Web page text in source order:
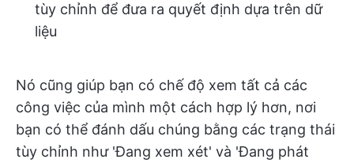
tùy chỉnh để đưa ra quyết định dựa trên dữ
liệu
Nó cũng giúp bạn có chế độ xem tất cả các
công việc của mình một cách hợp lý hơn, nơi
bạn có thể đánh dấu chúng bằng các trạng thái
tùy chỉnh như 'Đang xem xét' và 'Đang phát